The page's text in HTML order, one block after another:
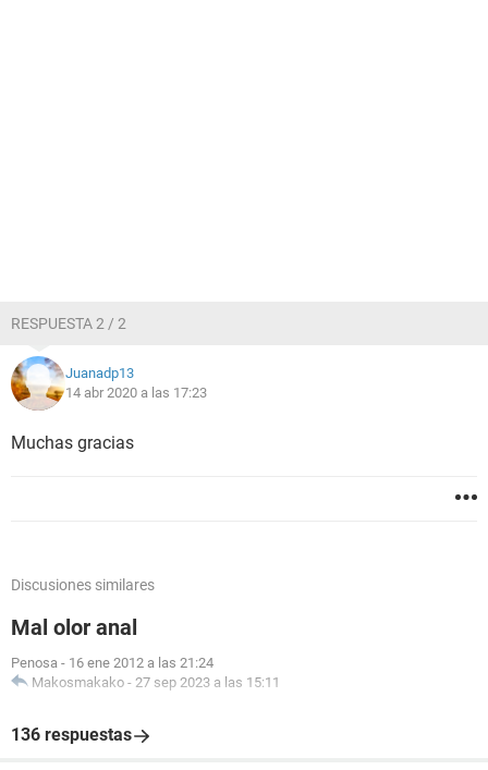
RESPUESTA 2 / 2
Juanadp13
14 abr 2020 a las 17:23
Muchas gracias
Discusiones similares
Mal olor anal
Penosa - 16 ene 2012 a las 21:24
Makosmakako - 27 sep 2023 a las 15:11
136 respuestas